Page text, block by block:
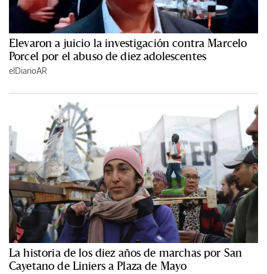
Elevaron a juicio la investigación contra Marcelo
Porcel por el abuso de diez adolescentes
elDiarioAR
La historia de los diez años de marchas por San
Cayetano de Liniers a Plaza de Mayo